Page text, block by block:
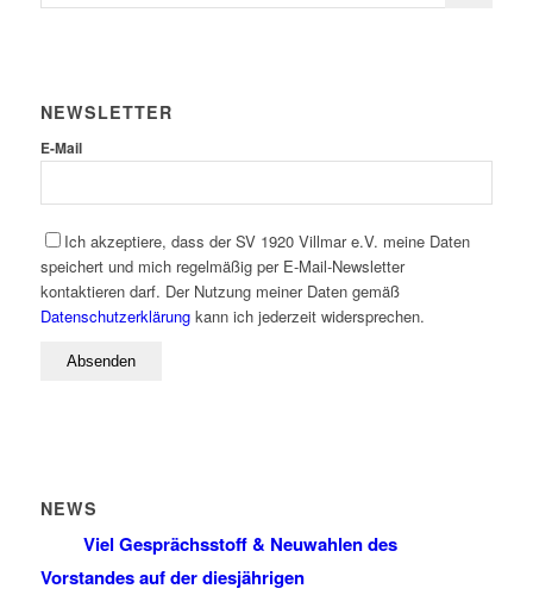
NEWSLETTER
E-Mail
Ich akzeptiere, dass der SV 1920 Villmar e.V. meine Daten
speichert und mich regelmäßig per E-Mail-Newsletter
kontaktieren darf. Der Nutzung meiner Daten gemäß
Datenschutzerklärungkann ich jederzeit widersprechen.
NEWS
Viel Gesprächsstoff & Neuwahlen des
Vorstandes auf der diesjährigen